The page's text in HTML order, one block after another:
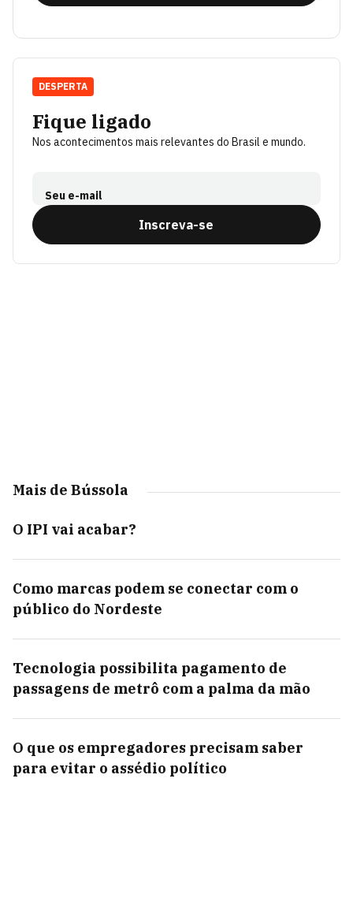
Fique ligado
Nos acontecimentos mais relevantes do Brasil e mundo.
Seu e-mail
Inscreva-se
DESPERTA
Mais de Bússola
O IPI vai acabar?
Como marcas podem se conectar com o
público do Nordeste
Tecnologia possibilita pagamento de
passagens de metrô com a palma da mão
O que os empregadores precisam saber
para evitar o assédio político